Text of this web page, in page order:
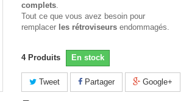
complets.
Tout ce que vous avez besoin pour
remplacer les rétroviseurs endommagés.
4 Produits En stock
Tweet Partager Google+